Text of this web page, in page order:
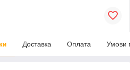
Доставка Оплата Умови